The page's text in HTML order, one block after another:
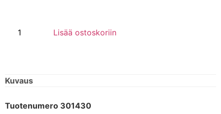
Lisää ostoskoriin
Kuvaus
Tuotenumero 301430